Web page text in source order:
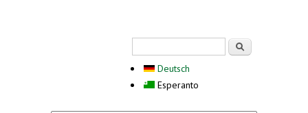
Deutsch
Esperanto